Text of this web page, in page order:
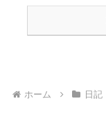
ホーム 日記